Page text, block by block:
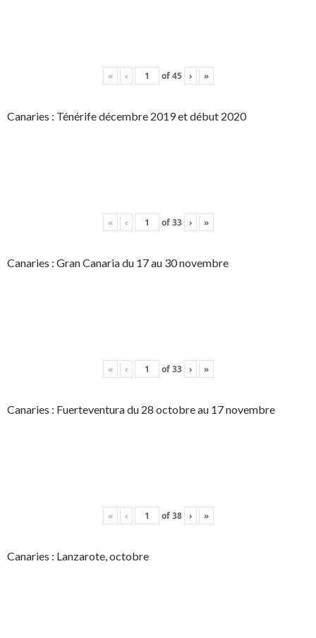
« ‹ of45 › »
Canaries : Ténérife décembre 2019 et début 2020
« ‹ of33 › »
Canaries : Gran Canaria du 17 au 30 novembre
« ‹ of33 › »
Canaries : Fuerteventura du 28 octobre au 17 novembre
« ‹ of38 › »
Canaries : Lanzarote, octobre